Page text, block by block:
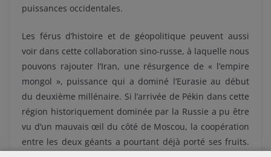
puissances occidentales.
Les férus d’histoire et de géopolitique peuvent aussi
voir dans cette collaboration sino-russe, à laquelle nous
pouvons rajouter l’Iran, une résurgence de « l’empire
mongol », puissance qui a dominé l’Eurasie au début
du deuxième millénaire. Si l’arrivée de Pékin dans cette
région historiquement dominée par la Russie a pu être
vu d’un mauvais œil du côté de Moscou, la coopération
entre les deux géants a pourtant déjà porté ses fruits.